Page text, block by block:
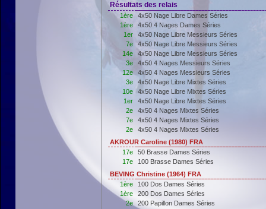
Résultats des relais
1ère
4x50 Nage Libre Dames Séries
1ère
4x50 4 Nages Dames Séries
1er
4x50 Nage Libre Messieurs Séries
7e
4x50 Nage Libre Messieurs Séries
14e
4x50 Nage Libre Messieurs Séries
3e
4x50 4 Nages Messieurs Séries
12e
4x50 4 Nages Messieurs Séries
3e
4x50 Nage Libre Mixtes Séries
10e
4x50 Nage Libre Mixtes Séries
1er
4x50 Nage Libre Mixtes Séries
2e
4x50 4 Nages Mixtes Séries
7e
4x50 4 Nages Mixtes Séries
2e
4x50 4 Nages Mixtes Séries
AKROUR Caroline (1980) FRA
17e
50 Brasse Dames Séries
17e
100 Brasse Dames Séries
BEVING Christine (1964) FRA
1ère
100 Dos Dames Séries
1ère
200 Dos Dames Séries
2e
200 Papillon Dames Séries